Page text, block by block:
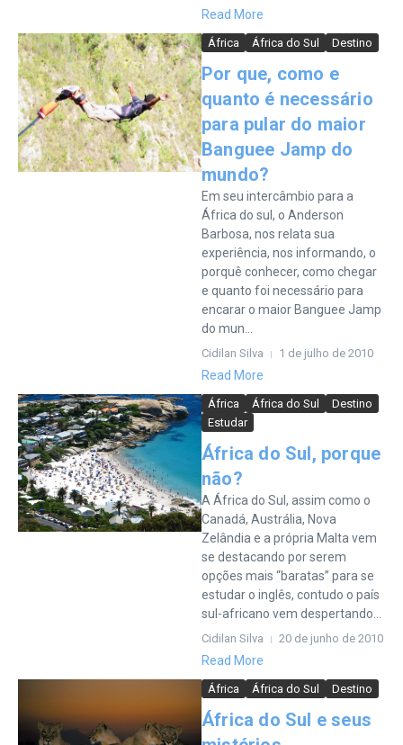
Read More
África África do Sul Destino
Por que, como e
quanto é necessário
para pular do maior
Banguee Jamp do
mundo?
Em seu intercâmbio para a
África do sul, o Anderson
Barbosa, nos relata sua
experiência, nos informando, o
porquê conhecer, como chegar
e quanto foi necessário para
encarar o maior Banguee Jamp
do mun...
Cidilan Silva 1 de julho de 2010
Read More
África África do Sul
Destino
Estudar
África do Sul, porque
não?
A África do Sul, assim como o
Canadá, Austrália, Nova
Zelândia e a própria Malta vem
se destacando por serem
opções mais “baratas” para se
estudar o inglês, contudo o país
sul-africano vem despertando...
Cidilan Silva 20 de junho de 2010
Read More
África África do Sul Destino
África do Sul e seus